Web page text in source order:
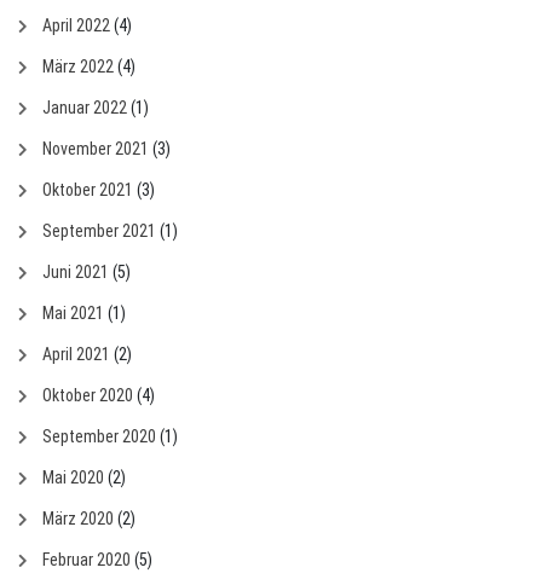
April 2022 (4)
März 2022 (4)
Januar 2022 (1)
November 2021 (3)
Oktober 2021 (3)
September 2021 (1)
Juni 2021 (5)
Mai 2021 (1)
April 2021 (2)
Oktober 2020 (4)
September 2020 (1)
Mai 2020 (2)
März 2020 (2)
Februar 2020 (5)